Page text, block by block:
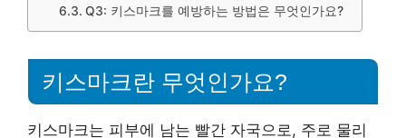
Q3: 키스마크를 예방하는 방법은 무엇인가요?
키스마크란 무엇인가요?
키스마크는 피부에 남는 빨간 자국으로, 주로 물리